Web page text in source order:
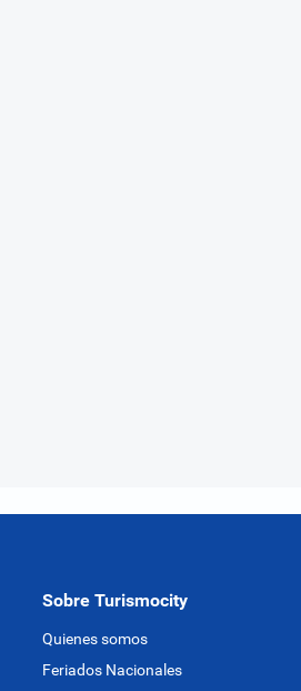
Sobre Turismocity
Quienes somos
Feriados Nacionales